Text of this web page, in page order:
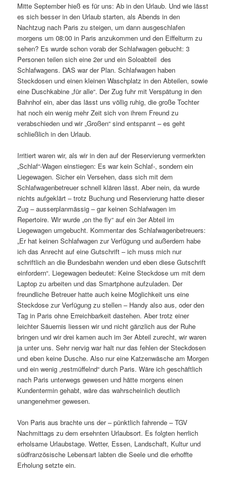
Mitte September hieß es für uns: Ab in den Urlaub. Und wie lässt
es sich besser in den Urlaub starten, als Abends in den
Nachtzug nach Paris zu steigen, um dann ausgeschlafen
morgens um 08:00 in Paris anzukommen und den Eiffelturm zu
sehen? Es wurde schon vorab der Schlafwagen gebucht: 3
Personen teilen sich eine 2er und ein Soloabteil des
Schlafwagens. DAS war der Plan. Schlafwagen haben
Steckdosen und einen kleinen Waschplatz in den Abteilen, sowie
eine Duschkabine „für alle“. Der Zug fuhr mit Verspätung in den
Bahnhof ein, aber das lässt uns völlig ruhig, die große Tochter
hat noch ein wenig mehr Zeit sich von ihrem Freund zu
verabschieden und wir „Großen“ sind entspannt – es geht
schließlich in den Urlaub.
Irritiert waren wir, als wir in den auf der Reservierung vermerkten
„Schlaf“-Wagen einstiegen: Es war kein Schlaf-, sondern ein
Liegewagen. Sicher ein Versehen, dass sich mit dem
Schlafwagenbetreuer schnell klären lässt. Aber nein, da wurde
nichts aufgeklärt – trotz Buchung und Reservierung hatte dieser
Zug – ausserplanmässig – gar keinen Schlafwagen im
Repertoire. Wir wurde „on the fly“ auf ein 3er Abteil im
Liegewagen umgebucht. Kommentar des Schlafwagenbetreuers:
„Er hat keinen Schlafwagen zur Verfügung und außerdem habe
ich das Anrecht auf eine Gutschrift – ich muss mich nur
schriftlich an die Bundesbahn wenden und eben diese Gutschrift
einfordern“. Liegewagen bedeutet: Keine Steckdose um mit dem
Laptop zu arbeiten und das Smartphone aufzuladen. Der
freundliche Betreuer hatte auch keine Möglichkeit uns eine
Steckdose zur Verfügung zu stellen – Handy also aus, oder den
Tag in Paris ohne Erreichbarkeit dastehen. Aber trotz einer
leichter Säuernis liessen wir und nicht gänzlich aus der Ruhe
bringen und wir drei kamen auch im 3er Abteil zurecht, wir waren
ja unter uns. Sehr nervig war halt nur das fehlen der Steckdosen
und eben keine Dusche. Also nur eine Katzenwäsche am Morgen
und ein wenig „restmüffelnd“ durch Paris. Wäre ich geschäftlich
nach Paris unterwegs gewesen und hätte morgens einen
Kundentermin gehabt, wäre das wahrscheinlich deutlich
unangenehmer gewesen.
Von Paris aus brachte uns der – pünktlich fahrende – TGV
Nachmittags zu dem ersehnten Urlaubsort. Es folgten herrlich
erholsame Urlaubstage. Wetter, Essen, Landschaft, Kultur und
südfranzösische Lebensart labten die Seele und die erhoffte
Erholung setzte ein.